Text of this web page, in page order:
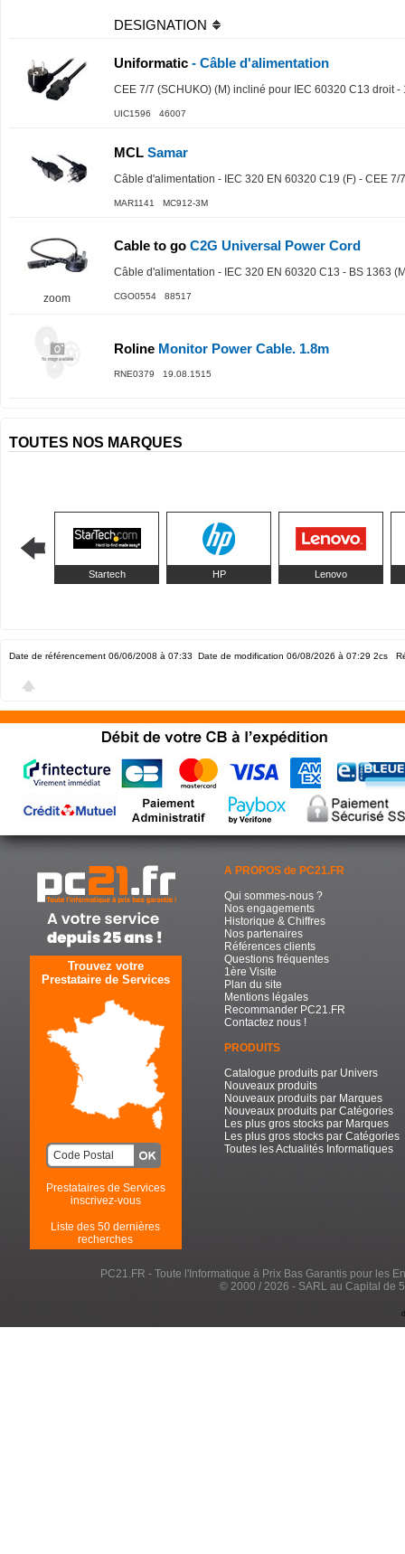
DESIGNATION
Uniformatic - Câble d'alimentation
CEE 7/7 (SCHUKO) (M) incliné pour IEC 60320 C13 droit -
UIC1596 46007
MCL Samar
Câble d'alimentation - IEC 320 EN 60320 C19 (F) - CEE 7/
MAR1141 MC912-3M
zoom
Cable to go C2G Universal Power Cord
Câble d'alimentation - IEC 320 EN 60320 C13 - BS 1363
CGO0554 88517
Roline Monitor Power Cable. 1.8m
RNE0379 19.08.1515
TOUTES NOS MARQUES
Startech HP Lenovo
Date de référencement 06/06/2008 à 07:33 Date de modification 06/08/2026 à 07:29 2cs
Trouvez votre
Prestataire de Services
Prestataires de Services
inscrivez-vous
Liste des 50 dernières
recherches
A PROPOS de PC21.FR
Qui sommes-nous ?
Nos engagements
Historique & Chiffres
Nos partenaires
Références clients
Questions fréquentes
1ère Visite
Plan du site
Mentions légales
Recommander PC21.FR
Contactez nous !
PRODUITS
Catalogue produits par Univers
Nouveaux produits
Nouveaux produits par Marques
Nouveaux produits par Catégories
Les plus gros stocks par Marques
Les plus gros stocks par Catégories
Toutes les Actualités Informatiques
PC21.FR - Toute l'Informatique à Prix Bas Garantis pour les
© 2000 / 2026 - SARL au Capital de